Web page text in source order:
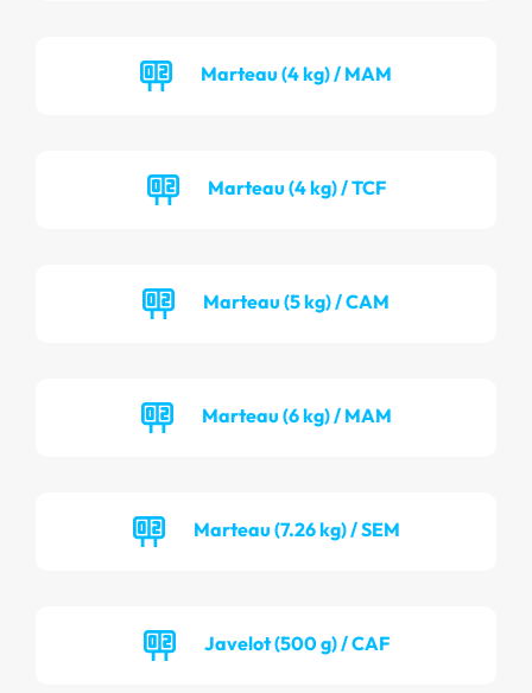
Marteau (4 kg) / MAM
Marteau (4 kg) / TCF
Marteau (5 kg) / CAM
Marteau (6 kg) / MAM
Marteau (7.26 kg) / SEM
Javelot (500 g) / CAF